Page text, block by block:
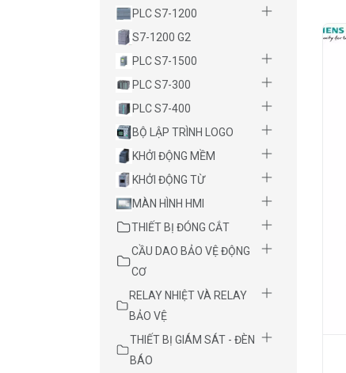
PLC S7-1200
S7-1200 G2
PLC S7-1500
PLC S7-300
PLC S7-400
BỘ LẬP TRÌNH LOGO
KHỞI ĐỘNG MỀM
KHỞI ĐỘNG TỪ
MÀN HÌNH HMI
THIẾT BỊ ĐÓNG CẮT
CẦU DAO BẢO VỆ ĐỘNG
CƠ
RELAY NHIỆT VÀ RELAY
BẢO VỆ
THIẾT BỊ GIÁM SÁT - ĐÈN
BÁO